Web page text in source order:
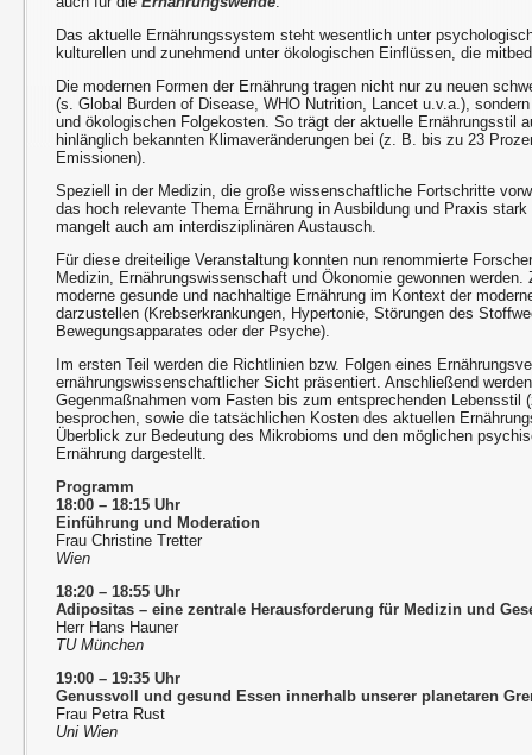
Das aktuelle Ernährungssystem steht wesentlich unter
kulturellen und zunehmend unter ökologischen Einflüssen, die
Die modernen Formen der Ernährung tragen nicht nur zu neuen
(s. Global Burden of Disease, WHO Nutrition, Lancet u.v.a.),
und ökologischen Folgekosten. So trägt der aktuelle Ernährungsstil
hinlänglich bekannten Klimaveränderungen bei (z. B. bis zu 23
Emissionen).
Speziell in der Medizin, die große wissenschaftliche Fortschritte
das hoch relevante Thema Ernährung in Ausbildung und Praxis
mangelt auch am interdisziplinären Austausch.
Für diese dreiteilige Veranstaltung konnten nun renommierte
Medizin, Ernährungswissenschaft und Ökonomie gewonnen
moderne gesunde und nachhaltige Ernährung im Kontext der
darzustellen (Krebserkrankungen, Hypertonie, Störungen des
Bewegungsapparates oder der Psyche).
Im ersten Teil werden die Richtlinien bzw. Folgen eines
ernährungswissenschaftlicher Sicht präsentiert. Anschließend
Gegenmaßnahmen vom Fasten bis zum entsprechenden Lebensstil
besprochen, sowie die tatsächlichen Kosten des aktuellen
Überblick zur Bedeutung des Mikrobioms und den möglichen
Ernährung dargestellt.
Programm
18:00 – 18:15 Uhr
Einführung und Moderation
Frau Christine Tretter
Wien
18:20 – 18:55 Uhr
Adipositas – eine zentrale Herausforderung für Medizin und
Herr Hans Hauner
TU München
19:00 – 19:35 Uhr
Genussvoll und gesund Essen innerhalb unserer planetaren
Frau Petra Rust
Uni Wien